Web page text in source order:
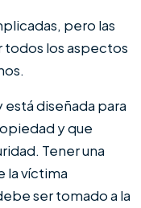
pero las
todos los aspectos
diseñada para
y que
Tener una
la víctima
ser tomado a la